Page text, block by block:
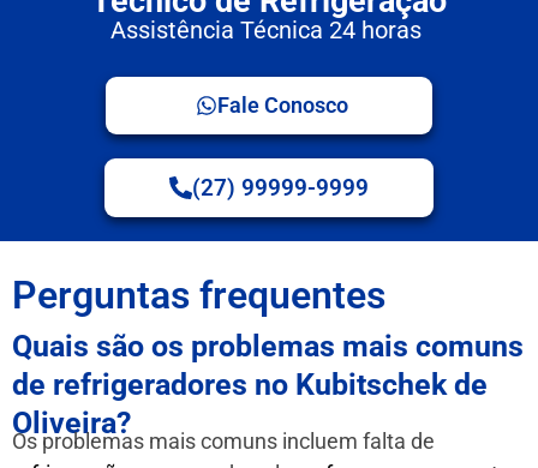
Assistência Técnica 24 horas
Fale Conosco
(27) 99999-9999
Perguntas frequentes
Quais são os problemas mais comuns
de refrigeradores no Kubitschek de
Oliveira?
Os problemas mais comuns incluem falta de